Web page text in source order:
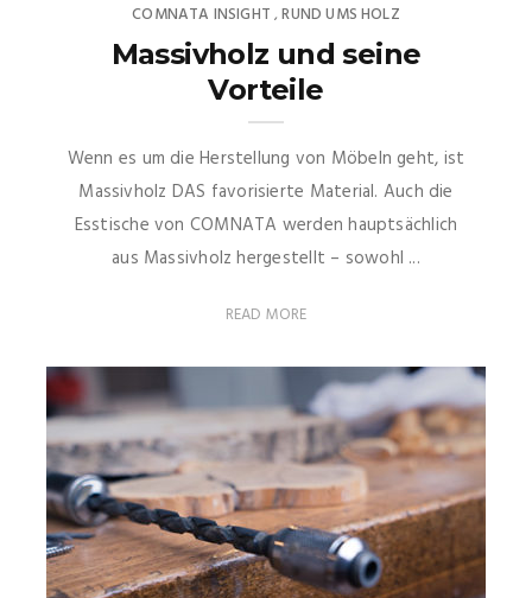
COMNATA INSIGHT ,RUND UMS HOLZ
Massivholz und seine
Vorteile
Wenn es um die Herstellung von Möbeln geht, ist
Massivholz DAS favorisierte Material. Auch die
Esstische von COMNATA werden hauptsächlich
aus Massivholz hergestellt – sowohl ...
READ MORE